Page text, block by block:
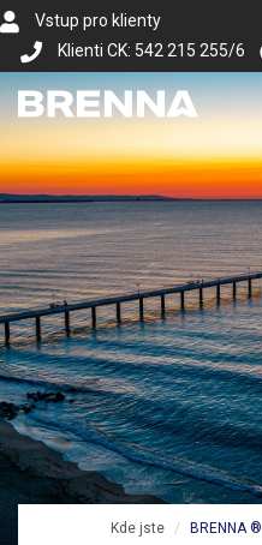
Vstup pro klienty
Klienti CK: 542 215 255/6
Kde jste BRENNA ®